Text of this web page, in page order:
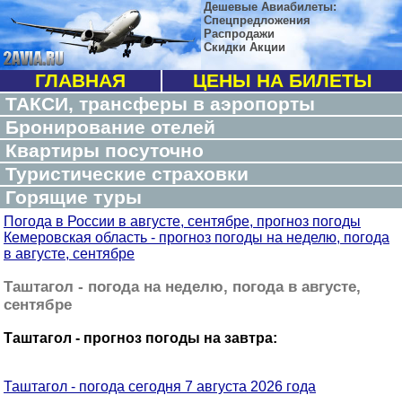
Дешевые Авиабилеты:
Спецпредложения
Распродажи
Скидки Акции
ГЛАВНАЯ
ЦЕНЫ НА БИЛЕТЫ
ТАКСИ, трансферы в аэропорты
Бронирование отелей
Квартиры посуточно
Туристические страховки
Горящие туры
Погода в России в августе, сентябре, прогноз погоды
Кемеровская область - прогноз погоды на неделю, погода
в августе, сентябре
Таштагол - погода на неделю, погода в августе,
сентябре
Таштагол - прогноз погоды на завтра:
Таштагол - погода сегодня 7 августа 2026 года